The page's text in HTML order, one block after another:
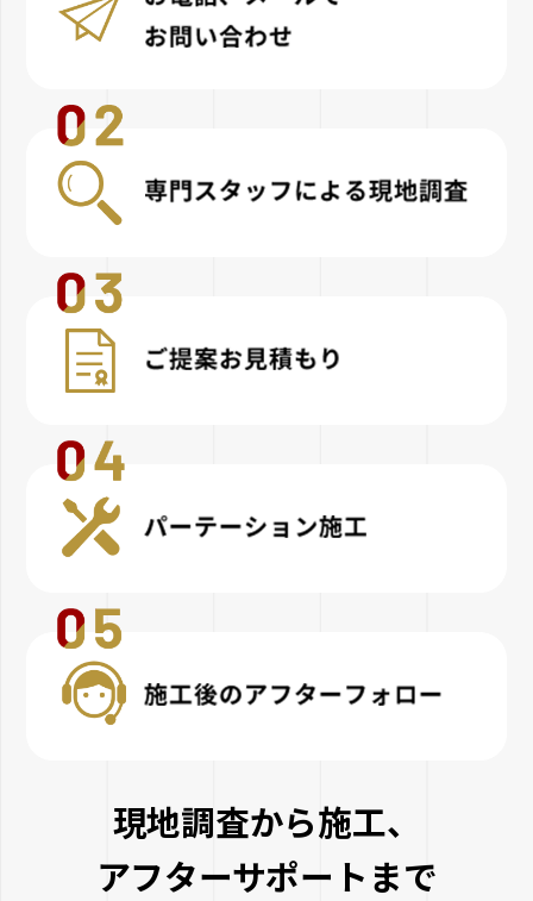
現地調査から施⼯、
アフターサポートまで